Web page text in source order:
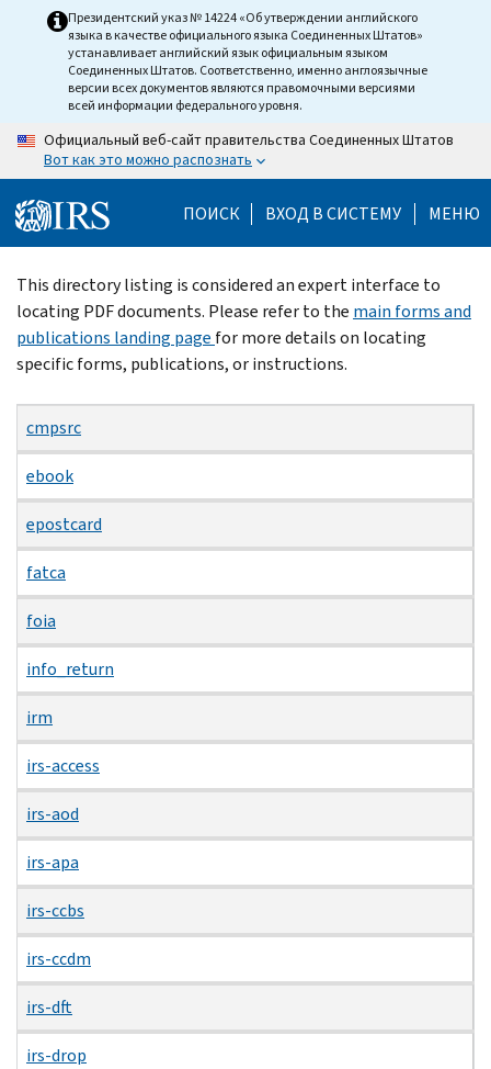
Президентский указ № 14224 «Об утверждении английского
языка в качестве официального языка Соединенных Штатов»
устанавливает английский язык официальным языком
Соединенных Штатов. Соответственно, именно англоязычные
версии всех документов являются правомочными версиями
всей информации федерального уровня.
Официальный веб-сайт правительства Соединенных Штатов
Вот как это можно распознать
ПОИСК ВХОД В СИСТЕМУ МЕНЮ
Beginning
of
main
content
This directory listing is considered an expert interface to
locating PDF documents. Please refer to the main forms and
publications landing page for more details on locating
specific forms, publications, or instructions.
cmpsrc
ebook
epostcard
fatca
foia
info_return
irm
irs-access
irs-aod
irs-apa
irs-ccbs
irs-ccdm
irs-dft
irs-drop